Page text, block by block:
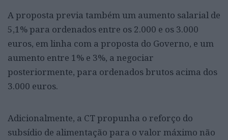
A proposta previa também um aumento salarial de
5,1% para ordenados entre os 2.000 e os 3.000
euros, em linha com a proposta do Governo, e um
aumento entre 1% e 3%, a negociar
posteriormente, para ordenados brutos acima dos
3.000 euros.
Adicionalmente, a CT propunha o reforço do
subsídio de alimentação para o valor máximo não